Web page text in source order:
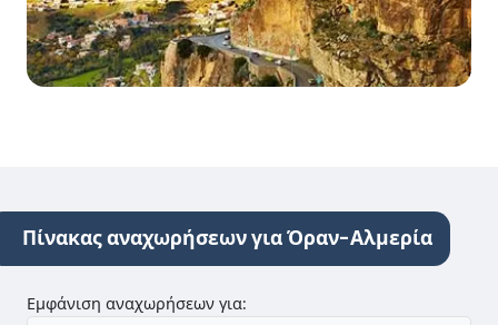
Πίνακας αναχωρήσεων για Όραν-Αλμερία
Εμφάνιση αναχωρήσεων για: